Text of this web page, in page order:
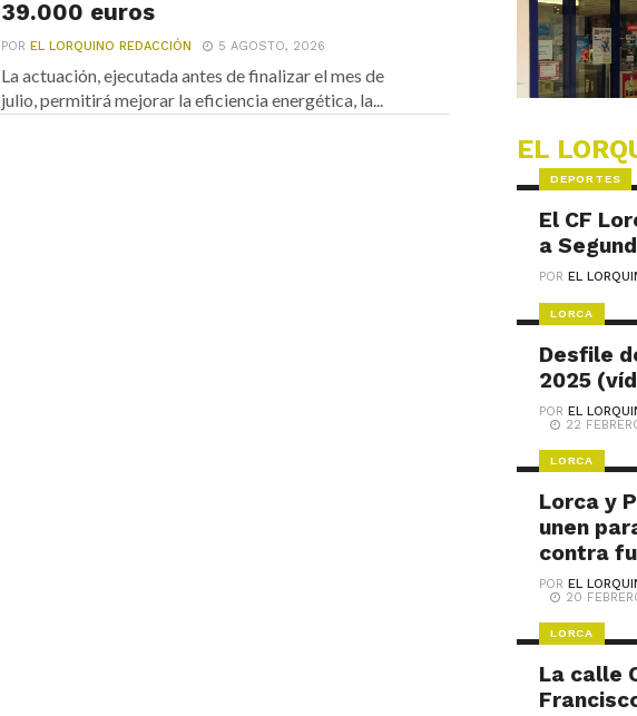
39.000 euros
POREL LORQUINO REDACCIÓN 5 AGOSTO, 2026
La actuación, ejecutada antes de finalizar el mes de
julio, permitirá mejorar la eficiencia energética, la...
EL
DEPORTES
El CF
a
POREL
LORCA
Desfile
2025
POREL
22
LORCA
Lorca y
unen
contra
POREL
20
LORCA
La calle